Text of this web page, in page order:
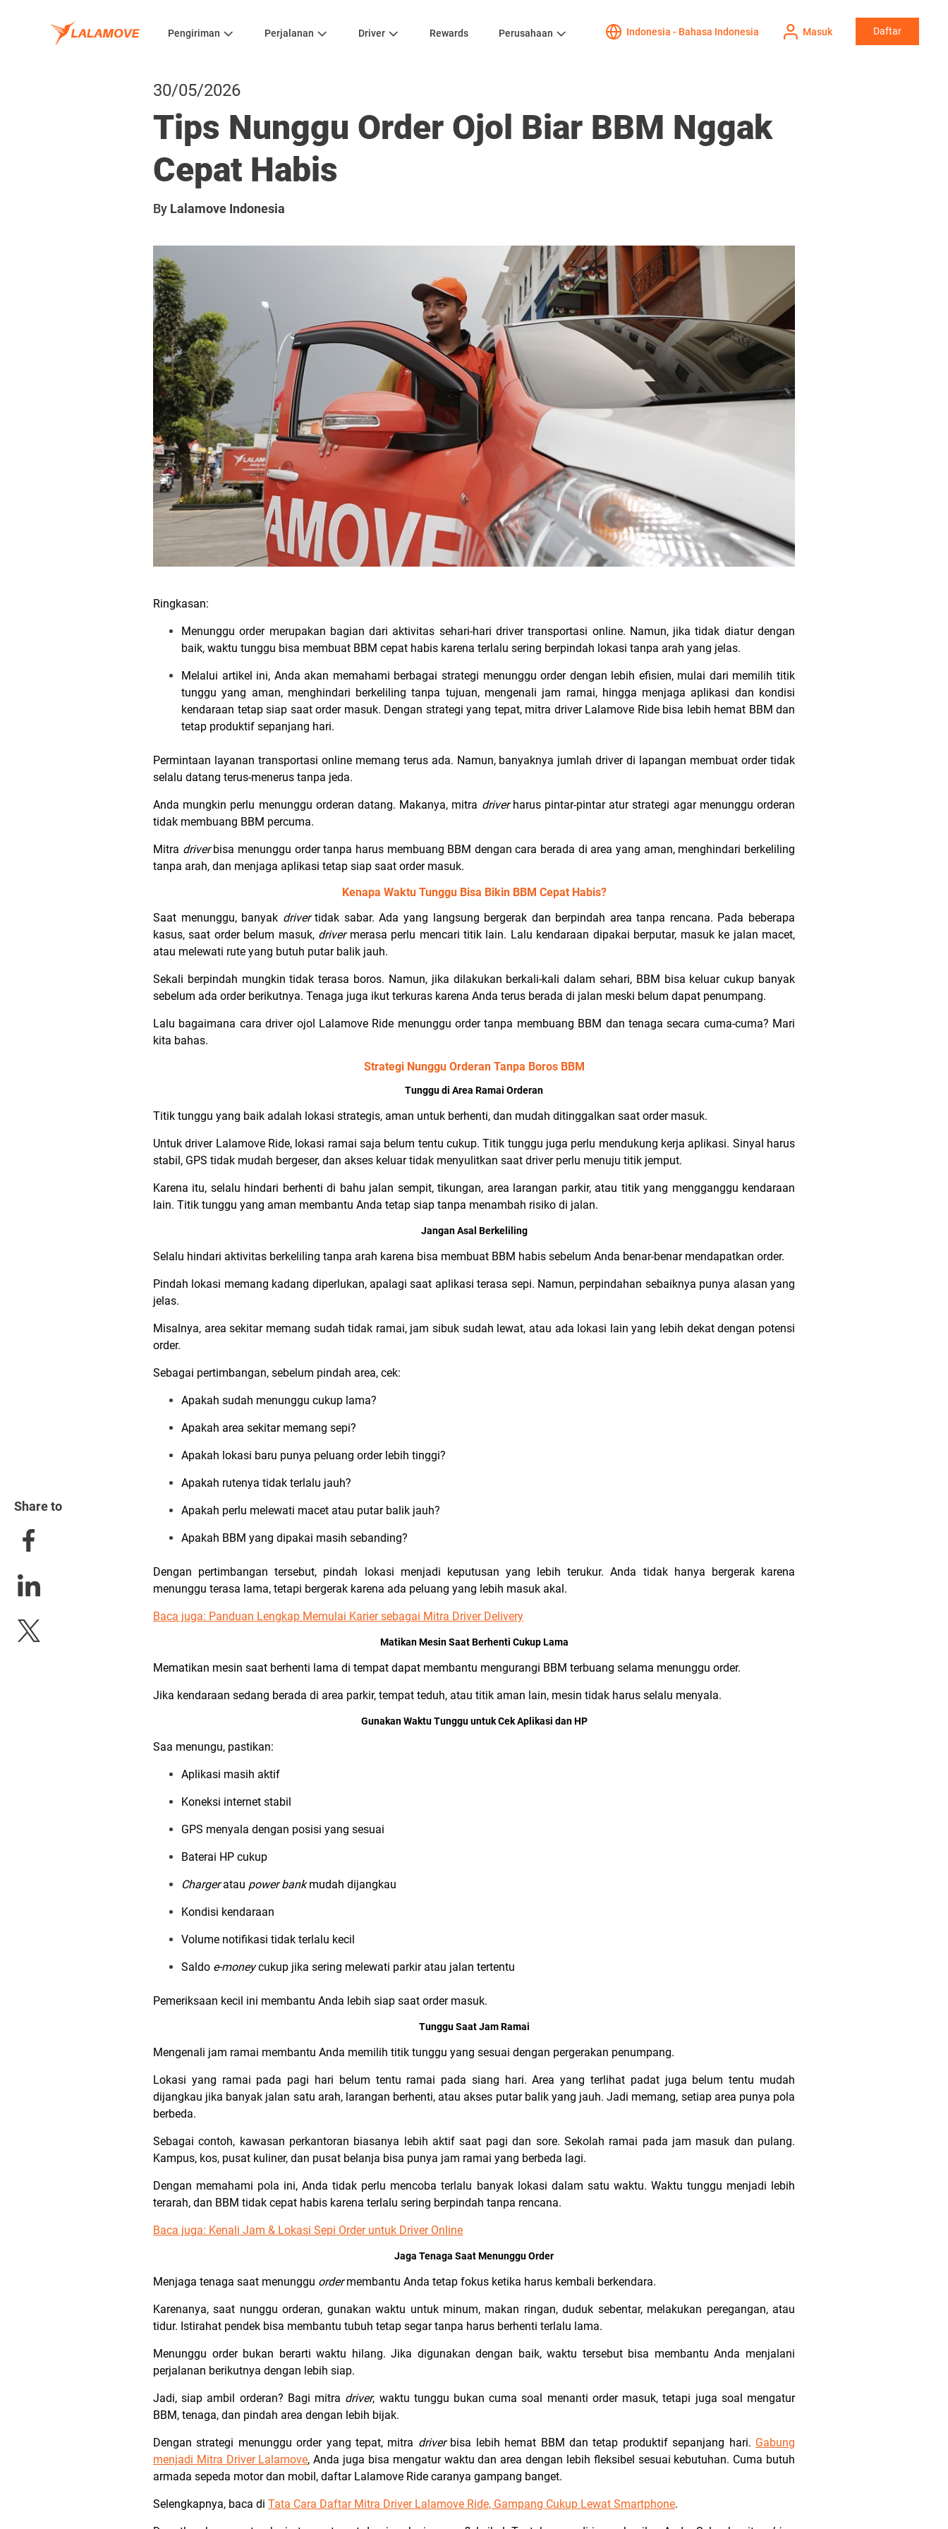
Pengiriman Perjalanan Driver Rewards Perusahaan Indonesia - Bahasa Indonesia Masuk Daftar
30/05/2026
Tips Nunggu Order Ojol Biar BBM Nggak
Cepat Habis
By Lalamove Indonesia
Ringkasan:
Menunggu order merupakan bagian dari aktivitas sehari-hari driver transportasi online. Namun, jika tidak diatur dengan
baik, waktu tunggu bisa membuat BBM cepat habis karena terlalu sering berpindah lokasi tanpa arah yang jelas.
Melalui artikel ini, Anda akan memahami berbagai strategi menunggu order dengan lebih efisien, mulai dari memilih titik
tunggu yang aman, menghindari berkeliling tanpa tujuan, mengenali jam ramai, hingga menjaga aplikasi dan kondisi
kendaraan tetap siap saat order masuk. Dengan strategi yang tepat, mitra driver Lalamove Ride bisa lebih hemat BBM dan
tetap produktif sepanjang hari.
Permintaan layanan transportasi online memang terus ada. Namun, banyaknya jumlah driver di lapangan membuat order tidak
selalu datang terus-menerus tanpa jeda.
Anda mungkin perlu menunggu orderan datang. Makanya, mitra driverharus pintar-pintar atur strategi agar menunggu orderan
tidak membuang BBM percuma.
Mitra driverbisa menunggu order tanpa harus membuang BBM dengan cara berada di area yang aman, menghindari berkeliling
tanpa arah, dan menjaga aplikasi tetap siap saat order masuk.
Kenapa Waktu Tunggu Bisa Bikin BBM Cepat Habis?
Saat menunggu, banyak drivertidak sabar. Ada yang langsung bergerak dan berpindah area tanpa rencana. Pada beberapa
kasus, saat order belum masuk, drivermerasa perlu mencari titik lain. Lalu kendaraan dipakai berputar, masuk ke jalan macet,
atau melewati rute yang butuh putar balik jauh.
Sekali berpindah mungkin tidak terasa boros. Namun, jika dilakukan berkali-kali dalam sehari, BBM bisa keluar cukup banyak
sebelum ada order berikutnya. Tenaga juga ikut terkuras karena Anda terus berada di jalan meski belum dapat penumpang.
Lalu bagaimana cara driver ojol Lalamove Ride menunggu order tanpa membuang BBM dan tenaga secara cuma-cuma? Mari
kita bahas.
Strategi Nunggu Orderan Tanpa Boros BBM
Tunggu di Area Ramai Orderan
Titik tunggu yang baik adalah lokasi strategis, aman untuk berhenti, dan mudah ditinggalkan saat order masuk.
Untuk driver Lalamove Ride, lokasi ramai saja belum tentu cukup. Titik tunggu juga perlu mendukung kerja aplikasi. Sinyal harus
stabil, GPS tidak mudah bergeser, dan akses keluar tidak menyulitkan saat driver perlu menuju titik jemput.
Karena itu, selalu hindari berhenti di bahu jalan sempit, tikungan, area larangan parkir, atau titik yang mengganggu kendaraan
lain. Titik tunggu yang aman membantu Anda tetap siap tanpa menambah risiko di jalan.
Jangan Asal Berkeliling
Selalu hindari aktivitas berkeliling tanpa arah karena bisa membuat BBM habis sebelum Anda benar-benar mendapatkan order.
Pindah lokasi memang kadang diperlukan, apalagi saat aplikasi terasa sepi. Namun, perpindahan sebaiknya punya alasan yang
jelas.
Misalnya, area sekitar memang sudah tidak ramai, jam sibuk sudah lewat, atau ada lokasi lain yang lebih dekat dengan potensi
order.
Sebagai pertimbangan, sebelum pindah area, cek:
Apakah sudah menunggu cukup lama?
Apakah area sekitar memang sepi?
Apakah lokasi baru punya peluang order lebih tinggi?
Apakah rutenya tidak terlalu jauh?
Apakah perlu melewati macet atau putar balik jauh?
Apakah BBM yang dipakai masih sebanding?
Dengan pertimbangan tersebut, pindah lokasi menjadi keputusan yang lebih terukur. Anda tidak hanya bergerak karena
menunggu terasa lama, tetapi bergerak karena ada peluang yang lebih masuk akal.
Baca juga: Panduan Lengkap Memulai Karier sebagai Mitra Driver Delivery
Matikan Mesin Saat Berhenti Cukup Lama
Mematikan mesin saat berhenti lama di tempat dapat membantu mengurangi BBM terbuang selama menunggu order.
Jika kendaraan sedang berada di area parkir, tempat teduh, atau titik aman lain, mesin tidak harus selalu menyala.
Gunakan Waktu Tunggu untuk Cek Aplikasi dan HP
Saa menungu, pastikan:
Aplikasi masih aktif
Koneksi internet stabil
GPS menyala dengan posisi yang sesuai
Baterai HP cukup
Chargeratau power bankmudah dijangkau
Kondisi kendaraan
Volume notifikasi tidak terlalu kecil
Saldo e-moneycukup jika sering melewati parkir atau jalan tertentu
Pemeriksaan kecil ini membantu Anda lebih siap saat order masuk.
Tunggu Saat Jam Ramai
Mengenali jam ramai membantu Anda memilih titik tunggu yang sesuai dengan pergerakan penumpang.
Lokasi yang ramai pada pagi hari belum tentu ramai pada siang hari. Area yang terlihat padat juga belum tentu mudah
dijangkau jika banyak jalan satu arah, larangan berhenti, atau akses putar balik yang jauh. Jadi memang, setiap area punya pola
berbeda.
Sebagai contoh, kawasan perkantoran biasanya lebih aktif saat pagi dan sore. Sekolah ramai pada jam masuk dan pulang.
Kampus, kos, pusat kuliner, dan pusat belanja bisa punya jam ramai yang berbeda lagi.
Dengan memahami pola ini, Anda tidak perlu mencoba terlalu banyak lokasi dalam satu waktu. Waktu tunggu menjadi lebih
terarah, dan BBM tidak cepat habis karena terlalu sering berpindah tanpa rencana.
Baca juga: Kenali Jam & Lokasi Sepi Order untuk Driver Online
Jaga Tenaga Saat Menunggu Order
Menjaga tenaga saat menunggu ordermembantu Anda tetap fokus ketika harus kembali berkendara.
Karenanya, saat nunggu orderan, gunakan waktu untuk minum, makan ringan, duduk sebentar, melakukan peregangan, atau
tidur. Istirahat pendek bisa membantu tubuh tetap segar tanpa harus berhenti terlalu lama.
Menunggu order bukan berarti waktu hilang. Jika digunakan dengan baik, waktu tersebut bisa membantu Anda menjalani
perjalanan berikutnya dengan lebih siap.
Jadi, siap ambil orderan? Bagi mitra driver, waktu tunggu bukan cuma soal menanti order masuk, tetapi juga soal mengatur
BBM, tenaga, dan pindah area dengan lebih bijak.
Dengan strategi menunggu order yang tepat, mitra driverbisa lebih hemat BBM dan tetap produktif sepanjang hari. Gabung
menjadi Mitra Driver Lalamove, Anda juga bisa mengatur waktu dan area dengan lebih fleksibel sesuai kebutuhan. Cuma butuh
armada sepeda motor dan mobil, daftar Lalamove Ride caranya gampang banget.
Selengkapnya, baca di Tata Cara Daftar Mitra Driver Lalamove Ride, Gampang Cukup Lewat Smartphone.
Share to